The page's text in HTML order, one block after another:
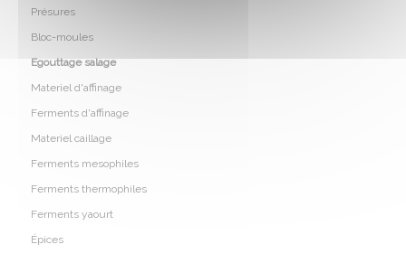
Présures
Bloc-moules
Egouttage salage
Materiel d'affinage
Ferments d'affinage
Materiel caillage
Ferments mesophiles
Ferments thermophiles
Ferments yaourt
Épices